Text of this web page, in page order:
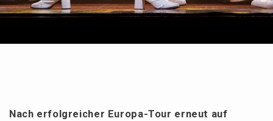
Nach erfolg­rei­cher Europa-Tour erneut auf